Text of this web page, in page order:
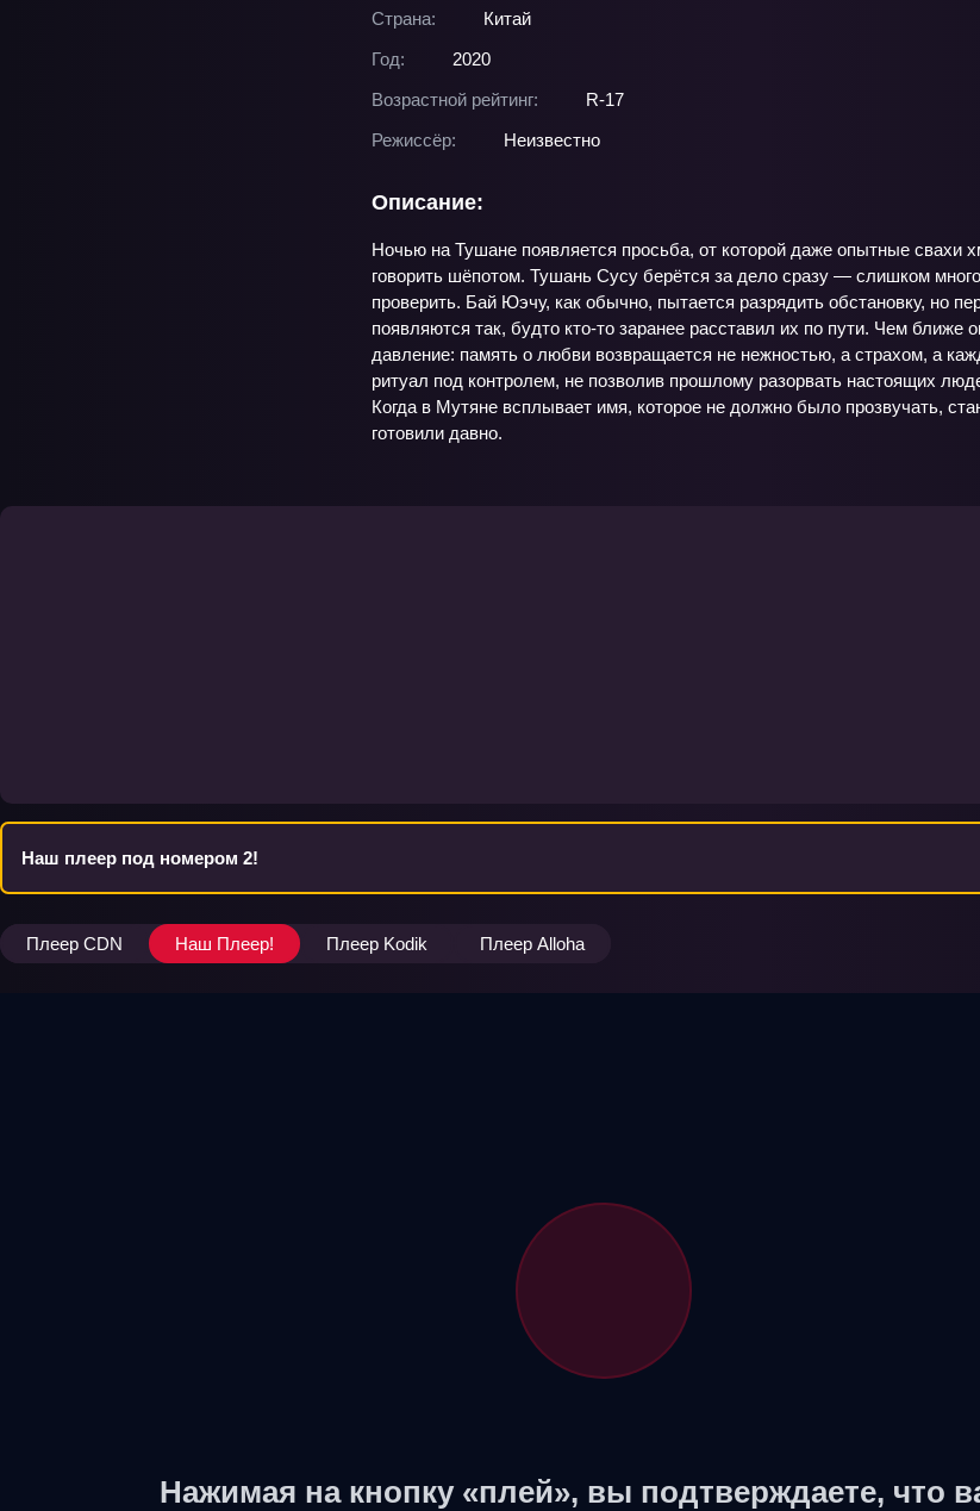
Страна:
Китай
Год:
2020
Возрастной рейтинг:
R-17
Режиссёр:
Неизвестно
Описание:
Ночью на Тушане появляется просьба, от которой даже опытные свахи
говорить шёпотом. Тушань Сусу берётся за дело сразу — слишком
проверить. Бай Юэчу, как обычно, пытается разрядить обстановку, но
появляются так, будто кто‑то заранее расставил их по пути. Чем
давление: память о любви возвращается не нежностью, а страхом, а
ритуал под контролем, не позволив прошлому разорвать настоящих
Когда в Мутяне всплывает имя, которое не должно было прозвучать,
готовили давно.
Наш плеер под номером 2!
Плеер CDN Наш Плеер! Плеер Kodik Плеер Alloha
Нажимая на кнопку «плей», вы подтверждаете, что